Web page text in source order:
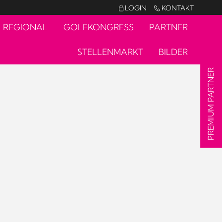
 LOGIN  KONTAKT
REGIONAL GOLFKONGRESS PARTNER
STELLENMARKT BILDER
PREMIUM PARTNER